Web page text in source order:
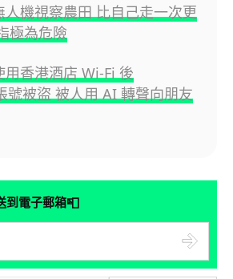
人機視察農田 比自己走一次更
極為危險
用香港酒店 Wi-Fi 後
號被盜 被人用 AI 轉聲向朋友
到電子郵箱📮